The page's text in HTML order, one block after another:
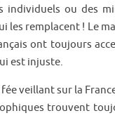
ou des
remplacent ! Le
ont toujours
est injuste.
veillant sur la
trouvent